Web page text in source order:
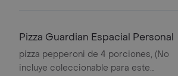
Pizza Guardian Espacial Personal
pizza pepperoni de 4 porciones, (No
incluye coleccionable para este